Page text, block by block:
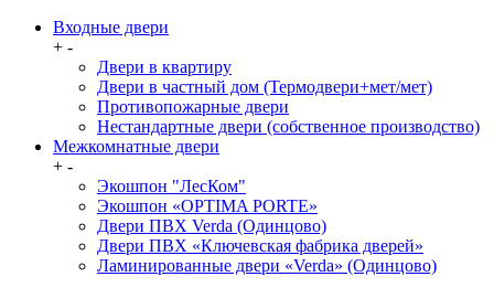
Входные двери
+ -
Двери в квартиру
Двери в частный дом (Термодвери+мет/мет)
Противопожарные двери
Нестандартные двери (собственное производство)
Межкомнатные двери
+ -
Экошпон "ЛесКом"
Экошпон «OPTIMA PORTE»
Двери ПВХ Verda (Одинцово)
Двери ПВХ «Ключевская фабрика дверей»
Ламинированные двери «Verda» (Одинцово)